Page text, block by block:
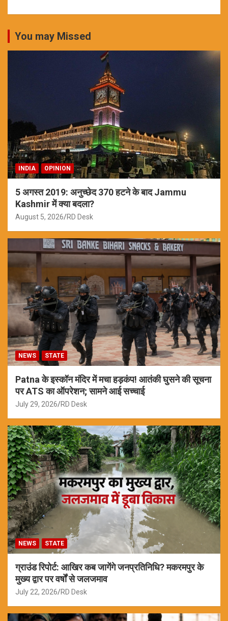
You may Missed
INDIA OPINION
5 अगस्त 2019: अनुच्छेद 370 हटने के बाद Jammu
Kashmir में क्या बदला?
August 5, 2026 RD Desk
NEWS STATE
Patna के इस्कॉन मंदिर में मचा हड़कंप! आतंकी घुसने की सूचना
पर ATS का ऑपरेशन; सामने आई सच्चाई
July 29, 2026 RD Desk
NEWS STATE
ग्राउंड रिपोर्ट: आखिर कब जागेंगे जनप्रतिनिधि? मकरमपुर के
मुख्य द्वार पर वर्षों से जलजमाव
July 22, 2026 RD Desk